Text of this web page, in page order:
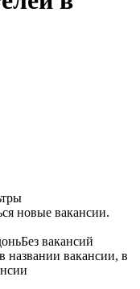
новые вакансии.
Без вакансий
названии вакансии, в